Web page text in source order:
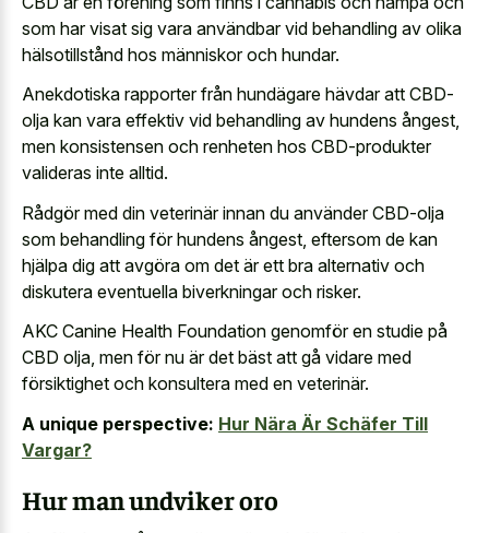
som har visat sig vara användbar vid behandling av olika
hälsotillstånd hos människor och hundar.
Anekdotiska rapporter från hundägare hävdar att CBD-
olja kan vara effektiv vid behandling av hundens ångest,
men konsistensen och renheten hos CBD-produkter
valideras inte alltid.
Rådgör med din veterinär innan du använder CBD-olja
som behandling för hundens ångest, eftersom de kan
hjälpa dig att avgöra om det är ett bra alternativ och
diskutera eventuella biverkningar och risker.
AKC Canine Health Foundation genomför en studie på
CBD olja, men för nu är det bäst att gå vidare med
försiktighet och konsultera med en veterinär.
A unique perspective: Hur Nära Är Schäfer Till
Vargar?
Hur man undviker oro